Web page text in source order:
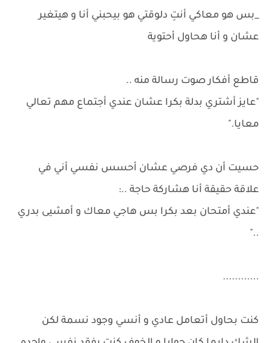
_بس هو معاكي أنتِ دلوقتي هو بيحبني أنا و هيتغير
عشان و أنا هحاول أحتوية
قاطع أفكار صوت رسالة منه ..
"عايز أشتري بدلة بكرا عشان عندي أجتماع مهم تعالي
معايا."
حسيت أن دي فرصي عشان أحسس نفسي أني في
علاقة حقيقة أنا هشاركة حاجة ..:
"عندي أمتحان بعد بكرا بس هاجي معاك و أمشيى بدري
.."
............
كنت بحاول أتعامل عادي و أنسي وجود نسمة لكن